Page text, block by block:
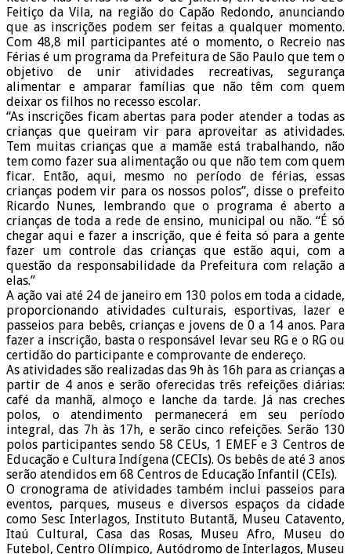
Feitiço da Vila, na região do Capão Redondo, anunciando
que as inscrições podem ser feitas a qualquer momento.
Com 48,8 mil participantes até o momento, o Recreio nas
Férias é um programa da Prefeitura de São Paulo que tem o
objetivo de unir atividades recreativas, segurança
alimentar e amparar famílias que não têm com quem
deixar os filhos no recesso escolar.
“As inscrições ficam abertas para poder atender a todas as
crianças que queiram vir para aproveitar as atividades.
Tem muitas crianças que a mamãe está trabalhando, não
tem como fazer sua alimentação ou que não tem com quem
ficar. Então, aqui, mesmo no período de férias, essas
crianças podem vir para os nossos polos”, disse o prefeito
Ricardo Nunes, lembrando que o programa é aberto a
crianças de toda a rede de ensino, municipal ou não. “É só
chegar aqui e fazer a inscrição, que é feita só para a gente
fazer um controle das crianças que estão aqui, com a
questão da responsabilidade da Prefeitura com relação a
elas.”
A ação vai até 24 de janeiro em 130 polos em toda a cidade,
proporcionando atividades culturais, esportivas, lazer e
passeios para bebês, crianças e jovens de 0 a 14 anos. Para
fazer a inscrição, basta o responsável levar seu RG e o RG ou
certidão do participante e comprovante de endereço.
As atividades são realizadas das 9h às 16h para as crianças a
partir de 4 anos e serão oferecidas três refeições diárias:
café da manhã, almoço e lanche da tarde. Já nas creches
polos, o atendimento permanecerá em seu período
integral, das 7h às 17h, e serão cinco refeições. Serão 130
polos participantes sendo 58 CEUs, 1 EMEF e 3 Centros de
Educação e Cultura Indígena (CECIs). Os bebês de até 3 anos
serão atendidos em 68 Centros de Educação Infantil (CEIs).
O cronograma de atividades também inclui passeios para
eventos, parques, museus e diversos espaços da cidade
como Sesc Interlagos, Instituto Butantã, Museu Catavento,
Itaú Cultural, Casa das Rosas, Museu Afro, Museu do
Futebol, Centro Olímpico, Autódromo de Interlagos, Museu